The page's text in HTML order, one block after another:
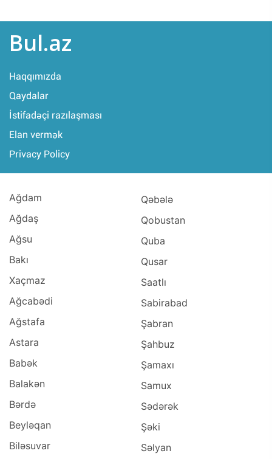
Bul.az
Haqqımızda
Qaydalar
İstifadəçi razılaşması
Elan vermək
Privacy Policy
Ağdam
Ağdaş
Ağsu
Bakı
Xaçmaz
Ağcabədi
Ağstafa
Astara
Babək
Balakən
Bərdə
Beyləqan
Biləsuvar
Qəbələ
Qobustan
Quba
Qusar
Saatlı
Sabirabad
Şabran
Şahbuz
Şamaxı
Samux
Sədərək
Şəki
Səlyan